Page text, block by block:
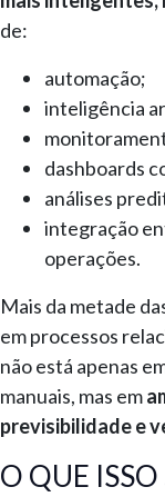
de:
automação;
inteligência
dashboards
análises
integração
operações.
Mais da metade
em processos
não está apenas
manuais, mas em
previsibilidade e
O QUE